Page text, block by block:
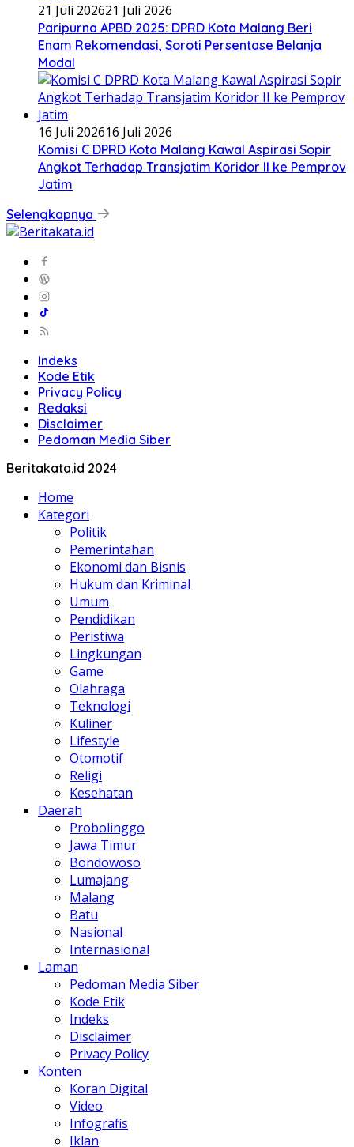
21 Juli 202621 Juli 2026
Paripurna APBD 2025: DPRD Kota Malang Beri
Enam Rekomendasi, Soroti Persentase Belanja
Modal
16 Juli 202616 Juli 2026
Komisi C DPRD Kota Malang Kawal Aspirasi Sopir
Angkot Terhadap Transjatim Koridor II ke Pemprov
Jatim
Selengkapnya
Indeks
Kode Etik
Privacy Policy
Redaksi
Disclaimer
Pedoman Media Siber
Beritakata.id 2024
Home
Kategori
Politik
Pemerintahan
Ekonomi dan Bisnis
Hukum dan Kriminal
Umum
Pendidikan
Peristiwa
Lingkungan
Game
Olahraga
Teknologi
Kuliner
Lifestyle
Otomotif
Religi
Kesehatan
Daerah
Probolinggo
Jawa Timur
Bondowoso
Lumajang
Malang
Batu
Nasional
Internasional
Laman
Pedoman Media Siber
Kode Etik
Indeks
Disclaimer
Privacy Policy
Konten
Koran Digital
Video
Infografis
Iklan